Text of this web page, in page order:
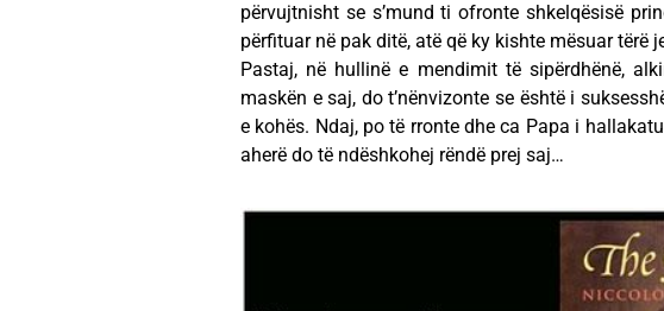
përvujtnisht se s’mund ti ofronte shkelqësisë
përfituar në pak ditë, atë që ky kishte mësuar tërë
Pastaj, në hullinë e mendimit të sipërdhënë,
maskën e saj, do t’nënvizonte se është i
e kohës. Ndaj, po të rronte dhe ca Papa i
aherë do të ndëshkohej rëndë prej saj…